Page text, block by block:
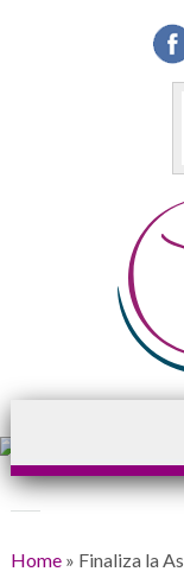
Home» Finaliza la